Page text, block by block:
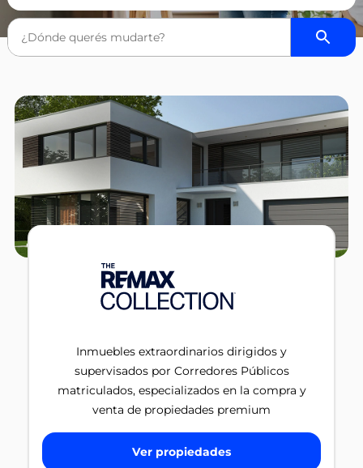
Inmuebles extraordinarios dirigidos y
supervisados por Corredores Públicos
matriculados, especializados en la compra y
venta de propiedades premium
Ver propiedades